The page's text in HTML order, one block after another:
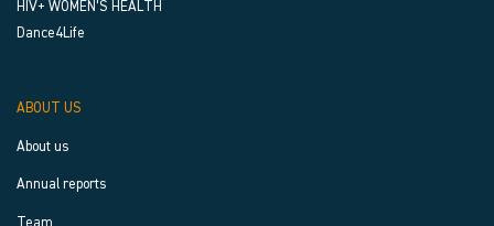
HIV+ WOMEN’S HEALTH
Dance4Life
ABOUT US
About us
Annual reports
Team